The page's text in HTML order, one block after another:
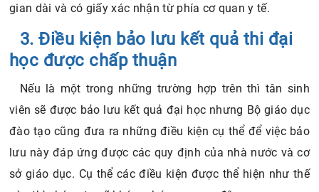
gian dài và có giấy xác nhận từ phía cơ quan y tế.
3. Điều kiện bảo lưu kết quả thi đại
học được chấp thuận
Nếu là một trong những trường hợp trên thì tân sinh
viên sẽ được bảo lưu kết quả đại học nhưng Bộ giáo dục
đào tạo cũng đưa ra những điều kiện cụ thể để việc bảo
lưu này đáp ứng được các quy định của nhà nước và cơ
sở giáo dục. Cụ thể các điều kiện được thể hiện như thế